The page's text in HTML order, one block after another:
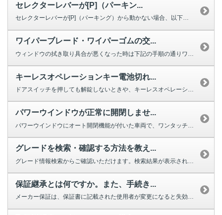
セレクターレバーが[P]（パーキン...
セレクターレバーが[P]（パーキング）から動かない場合、以下を確認してくだ...
ワイパーブレード・ワイパーゴムの交...
ウィンドウの拭き取り具合が悪くなった時は下記の手順の通りワイパーの交換をし...
キーレスオペレーションキー電池切れ...
ドアスイッチを押しても解錠しないときや、キーレスオペレーションキーのボタン...
パワーウインドウが正常に開閉しませ...
グレードを検索・確認する方法を教え...
グレード情報検索からご確認いただけます。検索結果が表示されない場合は、お手...
保証継承とは何ですか。また、手続き...
メーカー保証は、保証書に記載された使用者が変更になると失効しますが、車両の...